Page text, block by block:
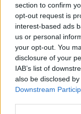
section to confirm
opt-out request is
interest-based ads
us or personal
your opt-out. You
disclosure of your
IAB’s list of
also be disclosed
Downstream
Közokirat-hamisítás és
vádat a Nagykanizsai
központi informatikai
bukott érettségi
Érettségi-felvételi
MTI
Érettségi